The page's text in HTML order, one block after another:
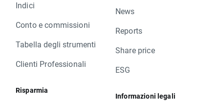
Indici
Conto e commissioni
Tabella degli strumenti
Clienti Professionali
Risparmia
News
Reports
Share price
ESG
Informazioni legali